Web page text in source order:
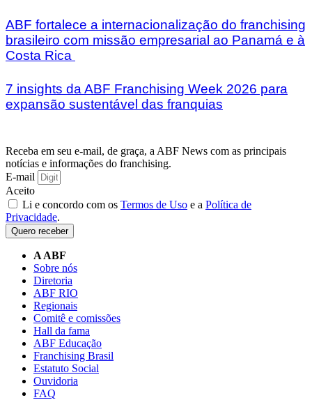
ABF fortalece a internacionalização do franchising
brasileiro com missão empresarial ao Panamá e à
Costa Rica
7 insights da ABF Franchising Week 2026 para
expansão sustentável das franquias
Receba em seu e-mail, de graça, a ABF News com as principais
notícias e informações do franchising.
E-mail
Aceito
Li e concordo com os Termos de Uso e a Política de
Privacidade.
Quero receber
A ABF
Sobre nós
Diretoria
ABF RIO
Regionais
Comitê e comissões
Hall da fama
ABF Educação
Franchising Brasil
Estatuto Social
Ouvidoria
FAQ